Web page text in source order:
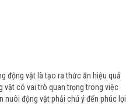
động vật là tạo ra thức ăn hiệu quả
vật có vai trò quan trọng trong việc
nuôi động vật phải chú ý đến phúc lợi